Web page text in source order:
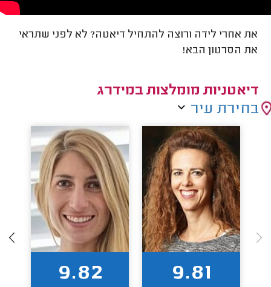
את אחרי לידה ורוצה להתחיל דיאטה? לא לפני שתראי
את הסרטון הבא!
דיאטניות מומלצות במידרג
בחירת עיר
9.81
9.82